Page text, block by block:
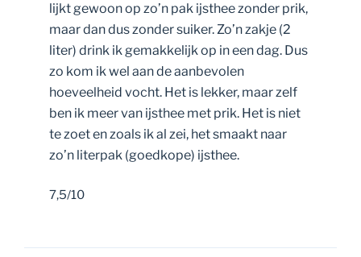
lijkt gewoon op zo’n pak ijsthee zonder prik,
maar dan dus zonder suiker. Zo’n zakje (2
liter) drink ik gemakkelijk op in een dag. Dus
zo kom ik wel aan de aanbevolen
hoeveelheid vocht. Het is lekker, maar zelf
ben ik meer van ijsthee met prik. Het is niet
te zoet en zoals ik al zei, het smaakt naar
zo’n literpak (goedkope) ijsthee.
7,5/10